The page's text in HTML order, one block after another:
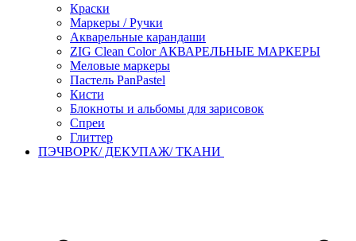
Краски
Маркеры / Ручки
Акварельные карандаши
ZIG Clean Color АКВАРЕЛЬНЫЕ МАРКЕРЫ
Меловые маркеры
Пастель PanPastel
Кисти
Блокноты и альбомы для зарисовок
Спреи
Глиттер
ПЭЧВОРК/ ДЕКУПАЖ/ ТКАНИ